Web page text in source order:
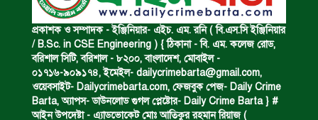
অভিমান করে স্বামীর আত্মহত্যা।
ধর্ষণচেষ্টা ও হত্যা মামলায় মৃত্যুদণ্ড।
প্রকাশক ও সম্পাদক - ইঞ্জিনিয়ার- এইচ. এম. রনি ( বি.এস.সি ইঞ্জিনিয়ার
/ B.Sc. in CSE Engineering ) { ঠিকানা - বি. এম. কলেজ রোড,
বরিশাল সিটি, বরিশাল - ৮২০০, বাংলাদেশ, মোবাইল -
০১৭১৬-৯০৯১৭৪, ইমেইল- dailycrimebarta@gmail.com,
ওয়েবসাইট- Dailycrimebarta.com, ফেজবুক পেজ- Daily Crime
Barta, অ‍্যাপস- ডাউনলোড গুগল প্লেষ্টোর- Daily Crime Barta } #
আইন উপদেষ্টা - এ্যাডভোকেট মোঃ আতিকুর রহমান রিয়াজ (